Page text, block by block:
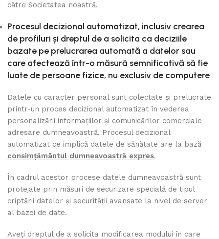
către Societatea noastră.
Procesul decizional automatizat, inclusiv crearea
de profiluri și dreptul de a solicita ca deciziile
bazate pe prelucrarea automată a datelor sau
care afectează într-o măsură semnificativă să fie
luate de persoane fizice, nu exclusiv de computere
Datele cu caracter personal sunt colectate și prelucrate
printr-un proces decizional automatizat în vederea
personalizării informațiilor şi comunicărilor comerciale
adresare dumneavoastră. Procesul decizional
automatizat ce implică datele de sănătate are la bază
consimțământul dumneavoastră expres.
În cadrul acestor procese datele dumneavoastră sunt
protejate prin măsuri de securizare specială de tipul
criptării datelor și securității avansate la nivel de server
al bazei de date.
Aveți dreptul de a solicita modificarea modului în care